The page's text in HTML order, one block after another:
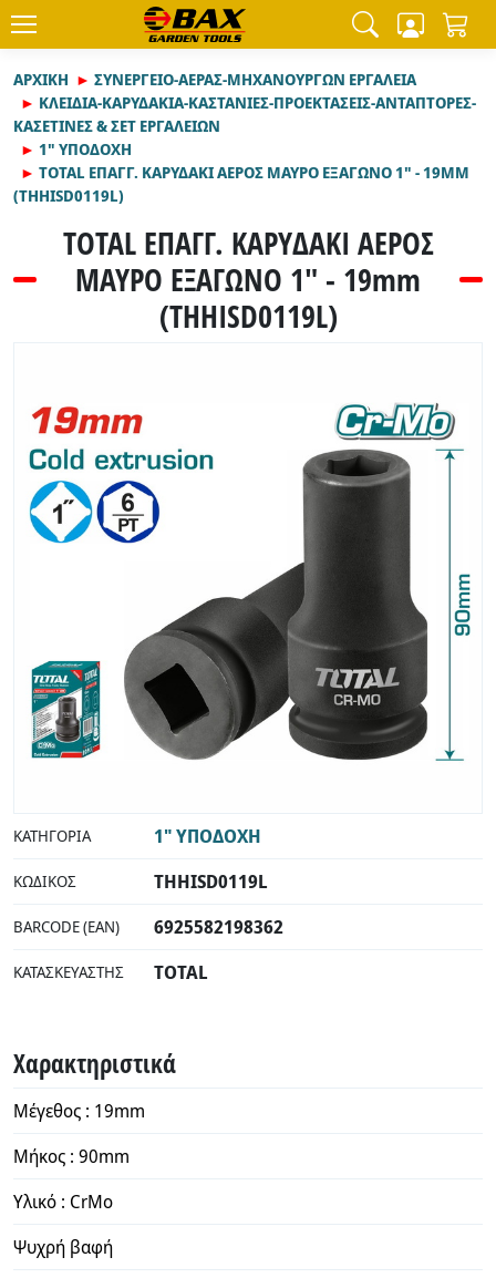
ΑΡΧΙΚΉ
ΣΥΝΕΡΓΕΙΟ-ΑΕΡΑΣ-ΜΗΧΑΝΟΥΡΓΩΝ ΕΡΓΑΛΕΙΑ
ΚΛΕΙΔΙΑ-ΚΑΡΥΔΑΚΙΑ-ΚΑΣΤΑΝΙΕΣ-ΠΡΟΕΚΤΑΣΕΙΣ-ΑΝΤΑΠΤΟΡΕΣ-
ΚΑΣΕΤΙΝΕΣ & ΣΕΤ ΕΡΓΑΛΕΙΩΝ
1" ΥΠΟΔΟΧΗ
TOTAL ΕΠΑΓΓ. ΚΑΡΥΔΑΚΙ ΑΕΡΟΣ ΜΑΥΡO ΕΞΑΓΩΝO 1" - 19MM
(THHISD0119L)
TOTAL ΕΠΑΓΓ. ΚΑΡΥΔΑΚΙ ΑΕΡΟΣ
ΜΑΥΡO ΕΞΑΓΩΝO 1" - 19mm
(THHISD0119L)
INDUSTRIAL
ΚΑΤΗΓΟΡΊΑ 1" ΥΠΟΔΟΧΗ
ΚΩΔΙΚΌΣ THHISD0119L
BARCODE (EAN) 6925582198362
ΚΑΤΑΣΚΕΥΑΣΤΉΣ TOTAL
Χαρακτηριστικά
Μέγεθος : 19mm
Μήκος : 90mm
Υλικό : CrMo
Ψυχρή βαφή